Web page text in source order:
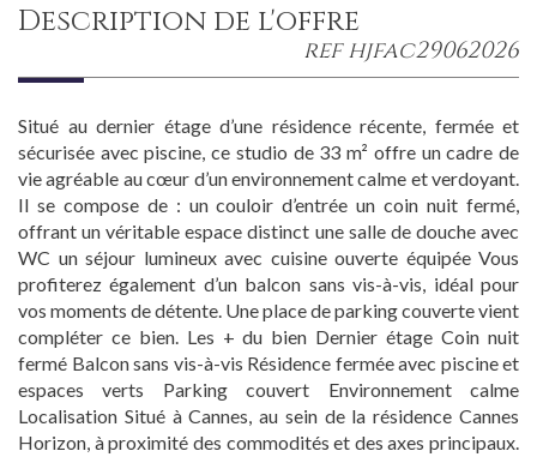
description de l'offre
ref hjfac29062026
Situé au dernier étage d’une résidence récente, fermée et
sécurisée avec piscine, ce studio de 33 m² offre un cadre de
vie agréable au cœur d’un environnement calme et verdoyant.
Il se compose de : un couloir d’entrée un coin nuit fermé,
offrant un véritable espace distinct une salle de douche avec
WC un séjour lumineux avec cuisine ouverte équipée Vous
profiterez également d’un balcon sans vis-à-vis, idéal pour
vos moments de détente. Une place de parking couverte vient
compléter ce bien. Les + du bien Dernier étage Coin nuit
fermé Balcon sans vis-à-vis Résidence fermée avec piscine et
espaces verts Parking couvert Environnement calme
Localisation Situé à Cannes, au sein de la résidence Cannes
Horizon, à proximité des commodités et des axes principaux.